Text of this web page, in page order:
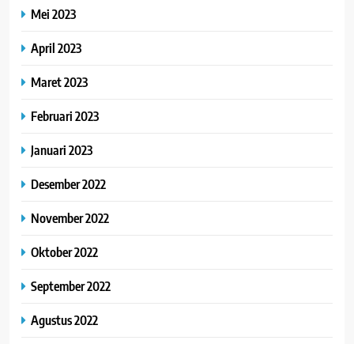
Mei 2023
April 2023
Maret 2023
Februari 2023
Januari 2023
Desember 2022
November 2022
Oktober 2022
September 2022
Agustus 2022